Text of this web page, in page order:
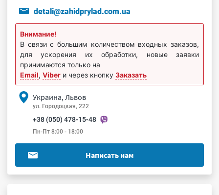
detali@zahidprylad.com.ua
Внимание!
В связи с большим количеством входных заказов,
для ускорения их обработки, новые заявки
принимаются только на
Email, Viber и через кнопку Заказать
Украина, Львов
ул. Городоцкая, 222
+38 (050) 478-15-48
Пн-Пт 8:00 - 18:00
Написать нам